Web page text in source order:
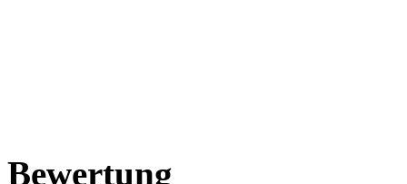
Bewertung